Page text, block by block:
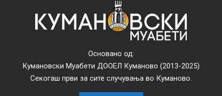
Основано од:
Кумановски Муабети ДООЕЛ Куманово (2013-2025)
Секогаш први за сите случувања во Куманово.